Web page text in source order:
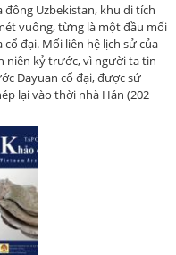
Uzbekistan, khu di tích
vuông, từng là một đầu mối
đại. Mối liên hệ lịch sử của
niên kỷ trước, vì người ta tin
Dayuan cổ đại, được sứ
lại vào thời nhà Hán (202